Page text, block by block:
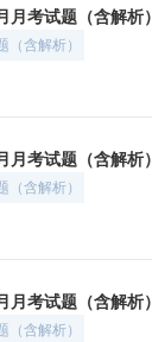
考试题（含解析）
含解析）
考试题（含解析）
含解析）
考试题（含解析）
含解析）